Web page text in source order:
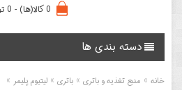
0 کالا(ها) - 0 تومان
دسته بندی ها
خانه » منبع تغذیه و باتری » باتری » لیتیوم پلیمر »